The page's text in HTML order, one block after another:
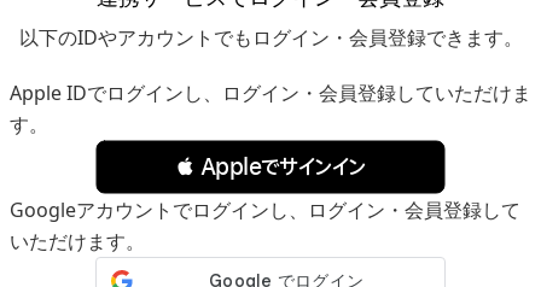
以下のIDやアカウントでもログイン・会員登録できます。
Apple IDでログインし、ログイン・会員登録していただけま
す。
 Appleでサインイン
Googleアカウントでログインし、ログイン・会員登録して
いただけます。